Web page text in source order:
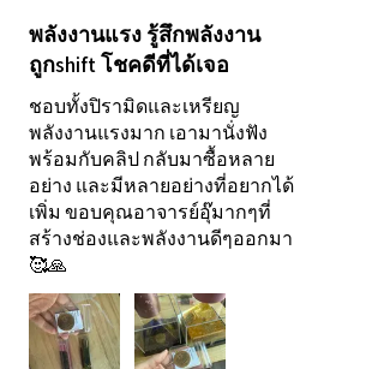
พลังงานแรง รู้สึกพลังงาน
ถูกshift โชคดีที่ได้เจอ
ชอบทั้งปิรามิดและเหรียญ
พลังงานแรงมาก เอามานั่งฟัง
พร้อมกับคลิป กลับมาซื้อหลาย
อย่าง และมีหลายอย่างที่อยากได้
เพิ่ม ขอบคุณอาจารย์อุ๊มากๆที่
สร้างช่องและพลังงานดีๆออกมา
🥰🙏